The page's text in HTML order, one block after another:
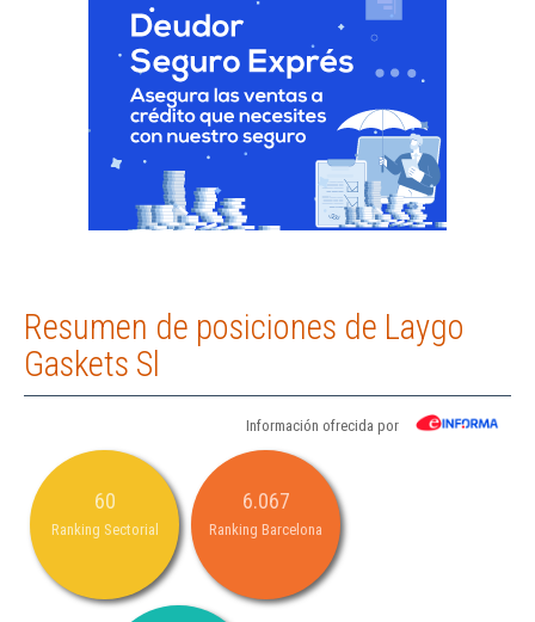
Resumen de posiciones de Laygo
Gaskets Sl
Información ofrecida por
60
Ranking Sectorial
6.067
Ranking Barcelona